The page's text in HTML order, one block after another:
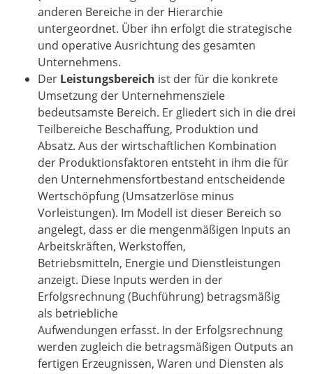
anderen Bereiche in der Hierarchie
untergeordnet. Über ihn erfolgt die strategische
und operative Ausrichtung des gesamten
Unternehmens.
Der Leistungsbereich ist der für die konkrete
Umsetzung der Unternehmensziele
bedeutsamste Bereich. Er gliedert sich in die drei
Teilbereiche Beschaffung, Produktion und
Absatz. Aus der wirtschaftlichen Kombination
der Produktionsfaktoren entsteht in ihm die für
den Unternehmensfortbestand entscheidende
Wertschöpfung (Umsatzerlöse minus
Vorleistungen). Im Modell ist dieser Bereich so
angelegt, dass er die mengenmäßigen Inputs an
Arbeitskräften, Werkstoffen,
Betriebsmitteln, Energie und Dienstleistungen
anzeigt. Diese Inputs werden in der
Erfolgsrechnung (Buchführung) betragsmäßig
als betriebliche
Aufwendungen erfasst. In der Erfolgsrechnung
werden zugleich die betragsmäßigen Outputs an
fertigen Erzeugnissen, Waren und Diensten als